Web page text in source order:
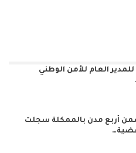
العام للأمن الوطني
ضمن أربع مدن بالممكلة سجلت